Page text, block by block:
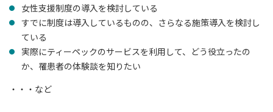
女性支援制度の導入を検討している
すでに制度は導入しているものの、さらなる施策導入を検討し
ている
実際にティーペックのサービスを利用して、どう役立ったの
か、罹患者の体験談を知りたい
・・・など